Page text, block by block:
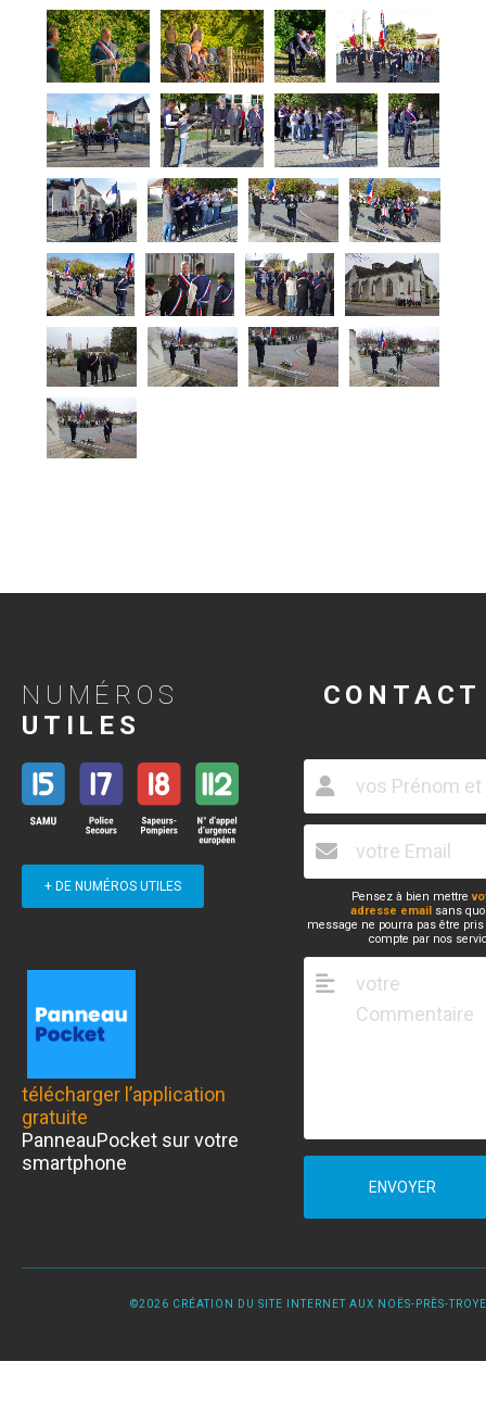
NUMÉROS
UTILES
+ DE NUMÉROS UTILES
télécharger l’application
gratuite
PanneauPocket sur votre
smartphone
CONTACT
Pensez à bien mettre
adresse email sans
message ne pourra pas être
compte par nos
ENVOYER
©2026 CRÉATION DU SITE INTERNET AUX NOËS-PRÈS-